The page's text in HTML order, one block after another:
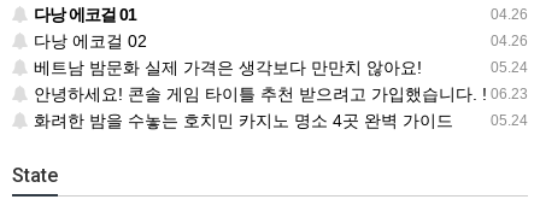
04.26
다낭 에코걸 01
04.26
다낭 에코걸 02
05.24
베트남 밤문화 실제 가격은 생각보다 만만치 않아요!
06.23
안녕하세요! 콘솔 게임 타이틀 추천 받으려고 가입했습니다. !
05.24
화려한 밤을 수놓는 호치민 카지노 명소 4곳 완벽 가이드
State